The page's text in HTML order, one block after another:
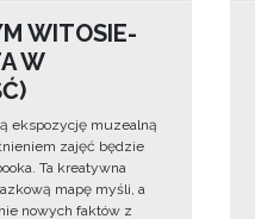
WITOSIE-
W
ekspozycję muzealną
zajęć będzie
Ta kreatywna
mapę myśli, a
nowych faktów z